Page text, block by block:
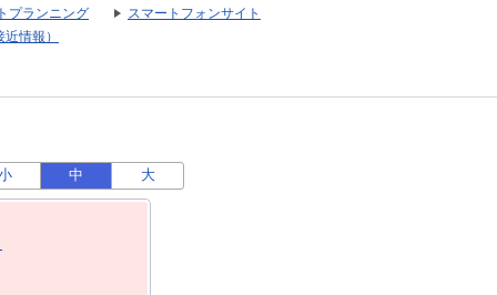
プランニング
スマートフォンサイト
情報）
中 大